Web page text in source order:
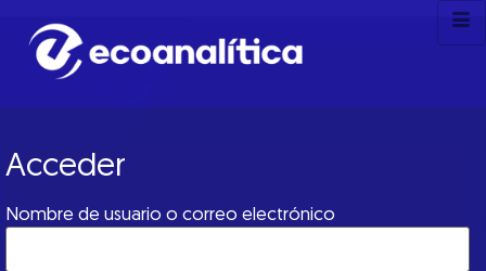
Acceder
Nombre de usuario o correo electrónico